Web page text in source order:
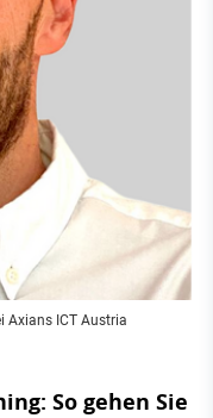
Axians ICT Austria
So gehen Sie